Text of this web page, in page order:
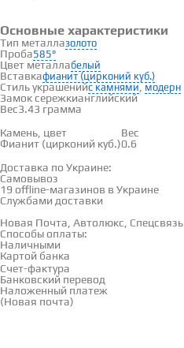
Основные характеристики
Тип металлазолото
Проба585°
Цвет металлабелый
Вставкафианит (цирконий куб.)
Стиль украшенийс камнями , модерн
Замок сережкианглийский
Вес3.43 грамма
Вставки
Камень, цвет
Вес
Фианит (цирконий куб.)0.6
Доставка и оплата
Доставка по Украине:
Самовывоз
19 offline-магазинов в Украине
Службами доставки
Новая Почта, Автолюкс, Спецсвязь
Способы оплаты:
Наличными
Картой банка
Счет-фактура
Банковский перевод
Наложенный платеж
(Новая почта)